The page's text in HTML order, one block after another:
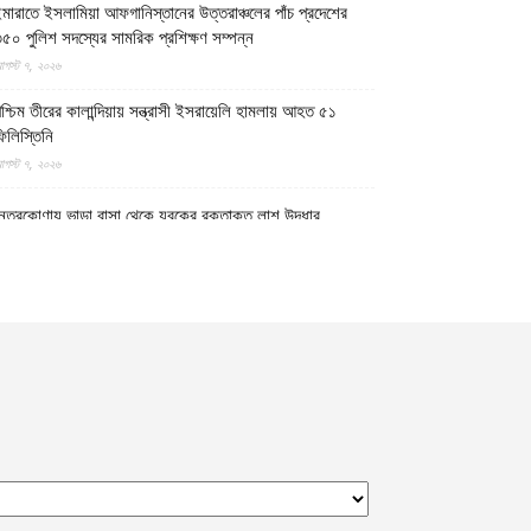
ইসলামিয়া আফগানিস্তানের উত্তরাঞ্চলের পাঁচ প্রদেশের
পুলিশ সদস্যের সামরিক প্রশিক্ষণ সম্পন্ন
৭, ২০২৬
তীরের কালান্দিয়ায় সন্ত্রাসী ইসরায়েলি হামলায় আহত ৫১
৭, ২০২৬
ভাড়া বাসা থেকে যুবকের রক্তাক্ত লাশ উদ্ধার
ও সিলেটে দুই ঘণ্টার ব্যবধানে সড়ক দুর্ঘটনায় শিশুসহ নিহত